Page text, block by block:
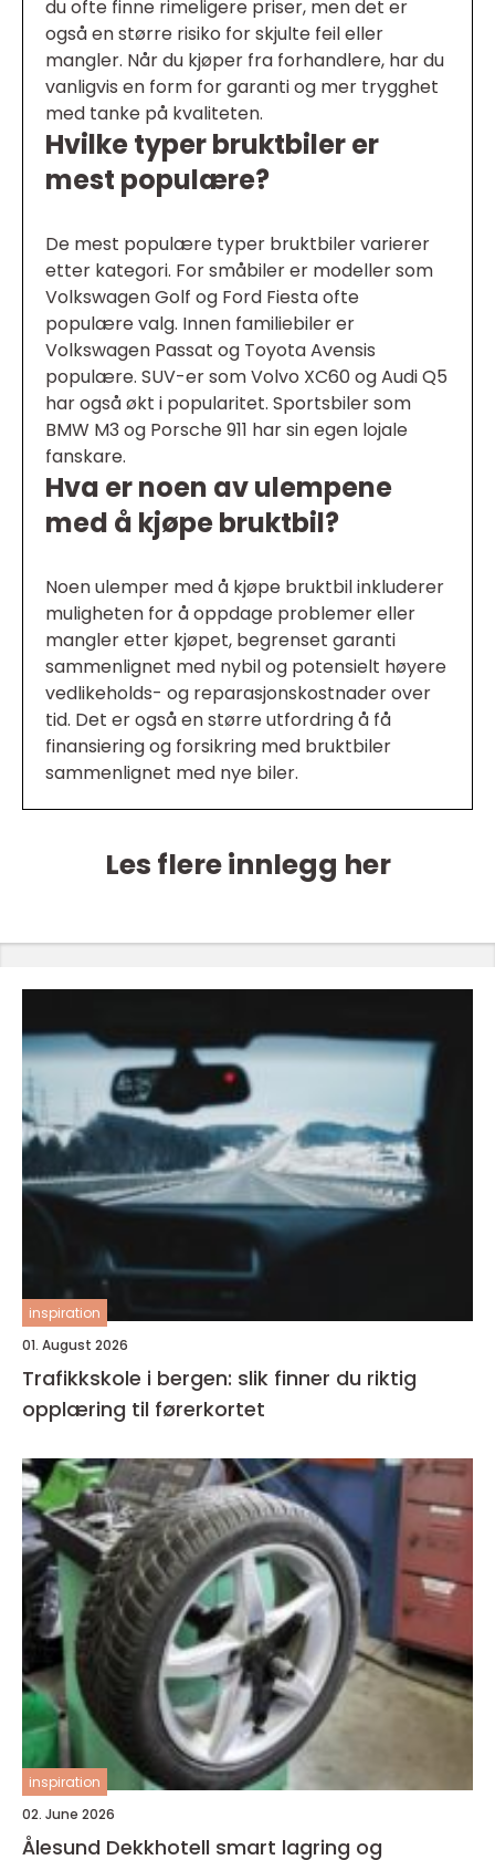
du ofte finne rimeligere priser, men det er
også en større risiko for skjulte feil eller
mangler. Når du kjøper fra forhandlere, har du
vanligvis en form for garanti og mer trygghet
med tanke på kvaliteten.
Hvilke typer bruktbiler er
mest populære?
De mest populære typer bruktbiler varierer
etter kategori. For småbiler er modeller som
Volkswagen Golf og Ford Fiesta ofte
populære valg. Innen familiebiler er
Volkswagen Passat og Toyota Avensis
populære. SUV-er som Volvo XC60 og Audi Q5
har også økt i popularitet. Sportsbiler som
BMW M3 og Porsche 911 har sin egen lojale
fanskare.
Hva er noen av ulempene
med å kjøpe bruktbil?
Noen ulemper med å kjøpe bruktbil inkluderer
muligheten for å oppdage problemer eller
mangler etter kjøpet, begrenset garanti
sammenlignet med nybil og potensielt høyere
vedlikeholds- og reparasjonskostnader over
tid. Det er også en større utfordring å få
finansiering og forsikring med bruktbiler
sammenlignet med nye biler.
Les flere innlegg her
inspiration
01. August 2026
Trafikkskole i bergen: slik finner du riktig
opplæring til førerkortet
inspiration
02. June 2026
Ålesund Dekkhotell smart lagring og